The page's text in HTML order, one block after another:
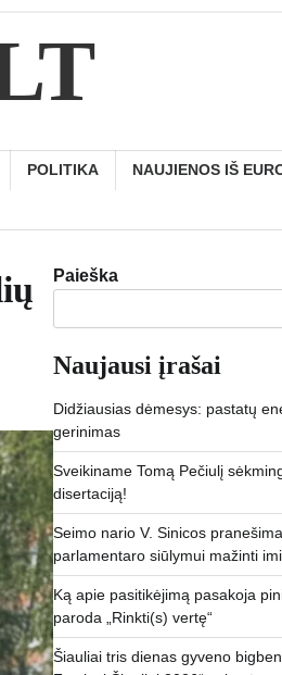
POLITIKA NAUJIENOS IŠ
Paieška
Naujausi įrašai
Didžiausias dėmesys: pastatų
gerinimas
Sveikiname Tomą Pečiulį
disertaciją!
Seimo nario V. Sinicos
parlamentaro siūlymui mažinti
Ką apie pasitikėjimą pasakoja
paroda „Rinkti(s) vertę“
Šiauliai tris dienas gyveno